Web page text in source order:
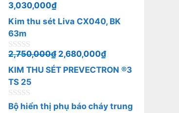
0
n
g
o
à
i
5
3,030,000₫
Kim thu sét Liva CX040, BK
63m
0
n
g
o
à
i
5
2,750,000₫ 2,680,000₫
KIM THU SÉT PREVECTRON ®3
TS 25
0
Bộ hiển thị phụ báo cháy trung